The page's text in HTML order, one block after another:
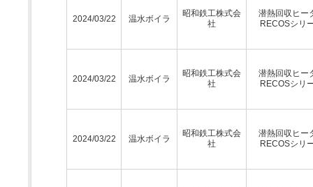
2024/03/22 温水ボイラ
昭和鉄工株式会
社
潜熱回収ヒー
RECOSシリ
2024/03/22 温水ボイラ
昭和鉄工株式会
社
潜熱回収ヒー
RECOSシリ
2024/03/22 温水ボイラ
昭和鉄工株式会
社
潜熱回収ヒー
RECOSシリ